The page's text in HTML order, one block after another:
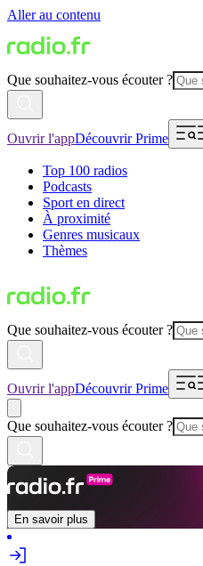
Aller au contenu
Que souhaitez-vous écouter ?
Ouvrir l'appDécouvrir Prime
Top 100 radios
Podcasts
Sport en direct
À proximité
Genres musicaux
Thèmes
Que souhaitez-vous écouter ?
Ouvrir l'appDécouvrir Prime
Que souhaitez-vous écouter ?
En savoir plus